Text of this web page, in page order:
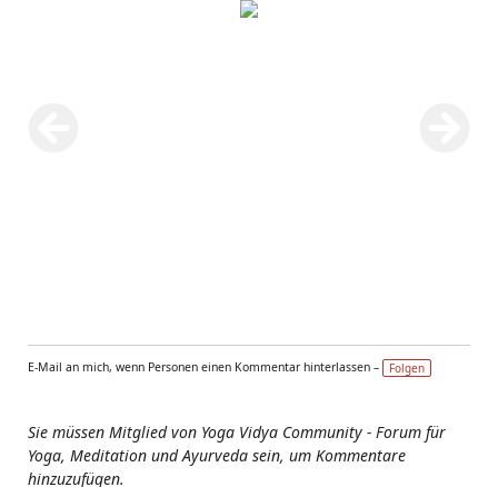
E-Mail an mich, wenn Personen einen Kommentar hinterlassen – Folgen
Sie müssen Mitglied von Yoga Vidya Community - Forum für
Yoga, Meditation und Ayurveda sein, um Kommentare
hinzuzufügen.